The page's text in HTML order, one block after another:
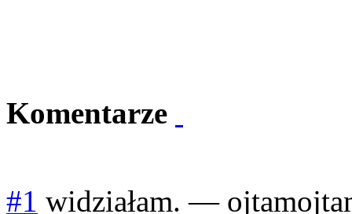
Komentarze
#1 widziałam. —